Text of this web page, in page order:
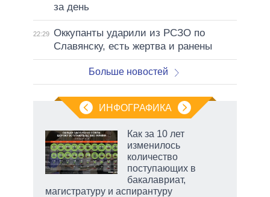
за день
22:29 Оккупанты ударили из РСЗО по
Славянску, есть жертва и ранены
Больше новостей
ИНФОГРАФИКА
Как за 10 лет
изменилось
количество
поступающих в
бакалавриат,
магистратуру и аспирантуру